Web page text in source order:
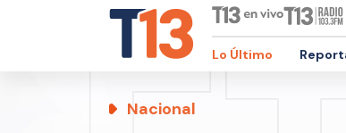
Lo Último
Nacional